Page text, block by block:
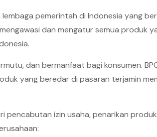
pemerintah di Indonesia yang
dan mengatur semua produk
dan bermanfaat bagi konsumen.
yang beredar di pasaran terjamin
pencabutan izin usaha, penarikan